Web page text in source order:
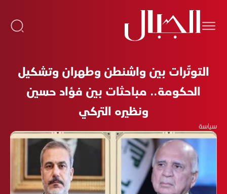
التوتّرات بين واشنطن وطهران وتشكيل
الحكومة.. مباحثات بين فؤاد حسين
ونظيره التركي
سياسة